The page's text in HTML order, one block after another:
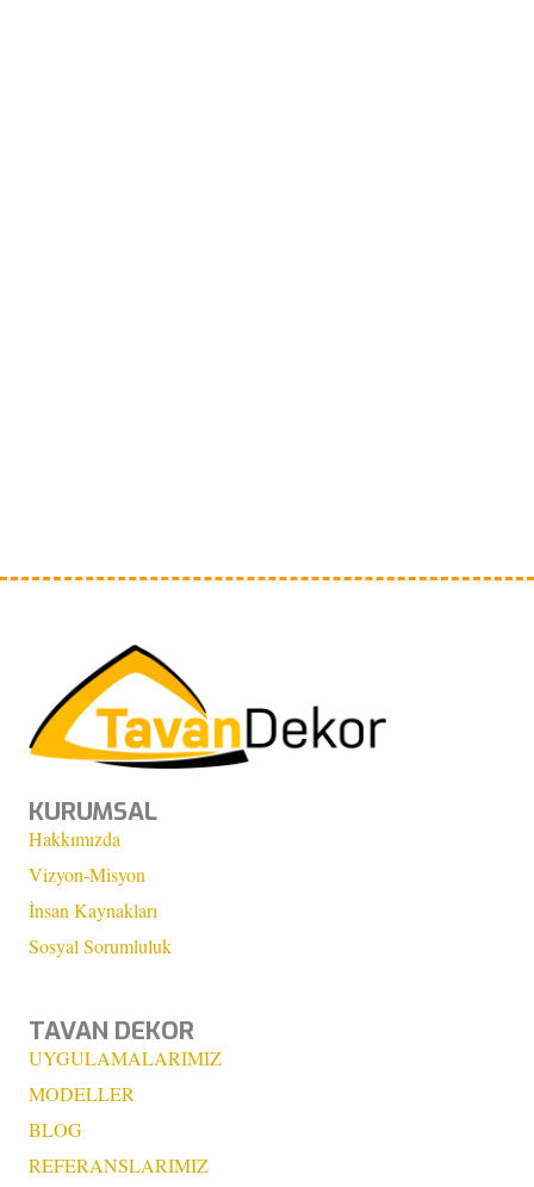
KURUMSAL
Hakkımızda
Vizyon-Misyon
İnsan Kaynakları
Sosyal Sorumluluk
TAVAN DEKOR
UYGULAMALARIMIZ
MODELLER
BLOG
REFERANSLARIMIZ